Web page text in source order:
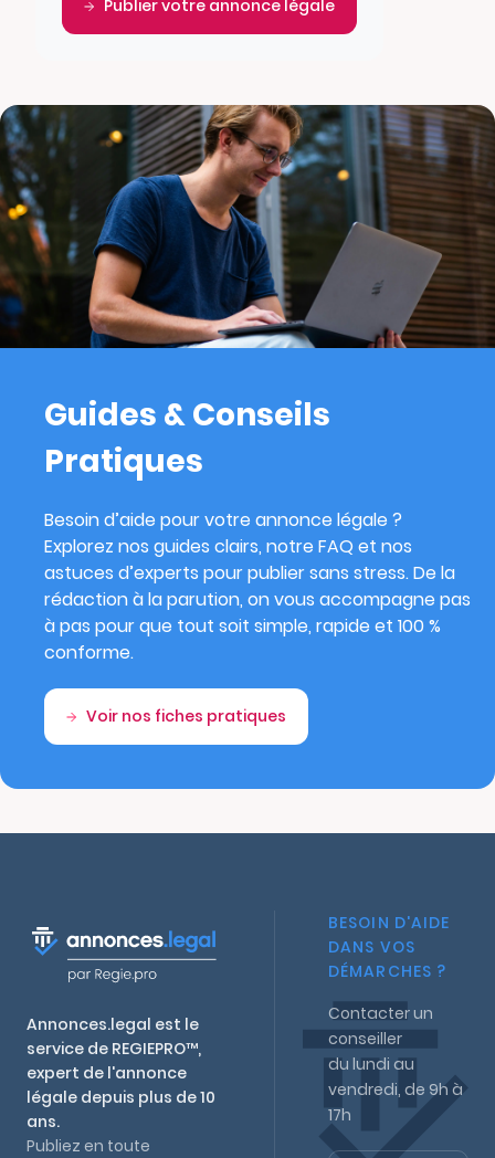
Publier votre annonce légale
Guides & Conseils
Pratiques
Besoin d’aide pour votre annonce légale ?
Explorez nos guides clairs, notre FAQ et nos
astuces d’experts pour publier sans stress. De la
rédaction à la parution, on vous accompagne pas
à pas pour que tout soit simple, rapide et 100 %
conforme.
Voir nos fiches pratiques
Annonces.legal est le
service de REGIEPRO™,
expert de l'annonce
légale depuis plus de 10
ans.
Publiez en toute
BESOIN D'AIDE
DANS VOS
DÉMARCHES ?
Contacter un
conseiller
du lundi au
vendredi, de 9h à
17h